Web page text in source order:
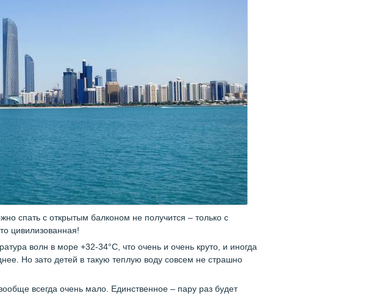
спать с открытым балконом не получится – только с
цивилизованная!
волн в море +32-34°C, что очень и очень круто, и иногда
Но зато детей в такую теплую воду совсем не страшно
всегда очень мало. Единственное – пару раз будет